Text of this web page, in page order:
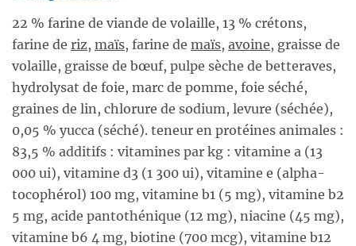
22 % farine de viande de volaille, 13 % crétons,
farine de riz, maïs, farine de maïs, avoine, graisse de
volaille, graisse de bœuf, pulpe sèche de betteraves,
hydrolysat de foie, marc de pomme, foie séché,
graines de lin, chlorure de sodium, levure (séchée),
0,05 % yucca (séché). teneur en protéines animales :
83,5 % additifs : vitamines par kg : vitamine a (13
000 ui), vitamine d3 (1 300 ui), vitamine e (alpha-
tocophérol) 100 mg, vitamine b1 (5 mg), vitamine b2
5 mg, acide pantothénique (12 mg), niacine (45 mg),
vitamine b6 4 mg, biotine (700 mcg), vitamine b12